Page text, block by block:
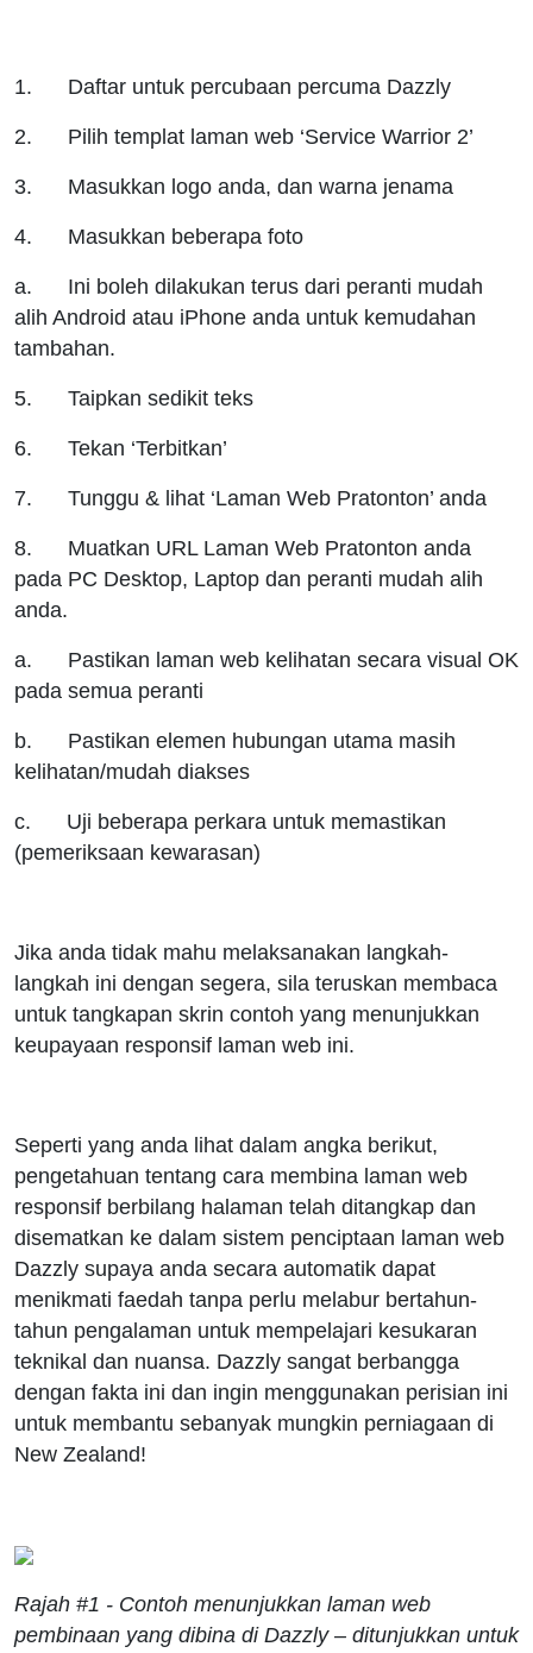
1. Daftar untuk percubaan percuma Dazzly
2. Pilih templat laman web ‘Service Warrior 2’
3. Masukkan logo anda, dan warna jenama
4. Masukkan beberapa foto
a. Ini boleh dilakukan terus dari peranti mudah
alih Android atau iPhone anda untuk kemudahan
tambahan.
5. Taipkan sedikit teks
6. Tekan ‘Terbitkan’
7. Tunggu & lihat ‘Laman Web Pratonton’ anda
8. Muatkan URL Laman Web Pratonton anda
pada PC Desktop, Laptop dan peranti mudah alih
anda.
a. Pastikan laman web kelihatan secara visual OK
pada semua peranti
b. Pastikan elemen hubungan utama masih
kelihatan/mudah diakses
c. Uji beberapa perkara untuk memastikan
(pemeriksaan kewarasan)
Jika anda tidak mahu melaksanakan langkah-
langkah ini dengan segera, sila teruskan membaca
untuk tangkapan skrin contoh yang menunjukkan
keupayaan responsif laman web ini.
Seperti yang anda lihat dalam angka berikut,
pengetahuan tentang cara membina laman web
responsif berbilang halaman telah ditangkap dan
disematkan ke dalam sistem penciptaan laman web
Dazzly supaya anda secara automatik dapat
menikmati faedah tanpa perlu melabur bertahun-
tahun pengalaman untuk mempelajari kesukaran
teknikal dan nuansa. Dazzly sangat berbangga
dengan fakta ini dan ingin menggunakan perisian ini
untuk membantu sebanyak mungkin perniagaan di
New Zealand!
Rajah #1 - Contoh menunjukkan laman web
pembinaan yang dibina di Dazzly – ditunjukkan untuk